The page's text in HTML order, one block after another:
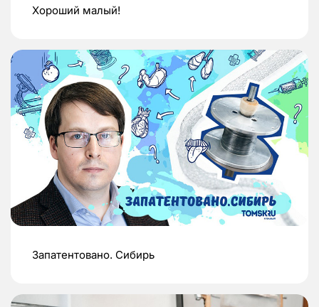
Хороший малый!
Запатентовано. Сибирь